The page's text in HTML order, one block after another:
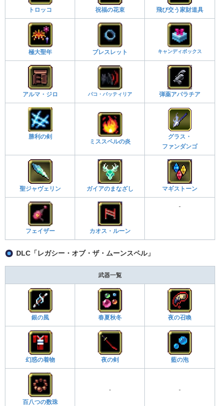
トロッコ 祝福の花束 飛び交う家財道具
極大聖年 ブレスレット キャンディボックス
アルマ・ジロ パコ・バッティリア 弾薬アパラチア
勝利の剣
ミススペルの炎
グラス・
ファンダンゴ
聖ジャヴェリン ガイアのまなざし マギストーン
フェイザー カオス・ルーン
-
DLC「レガシー・オブ・ザ・ムーンスペル」
武器一覧
銀の風 春夏秋冬 夜の召喚
幻惑の着物 夜の剣 藍の泡
百八つの数珠
- -